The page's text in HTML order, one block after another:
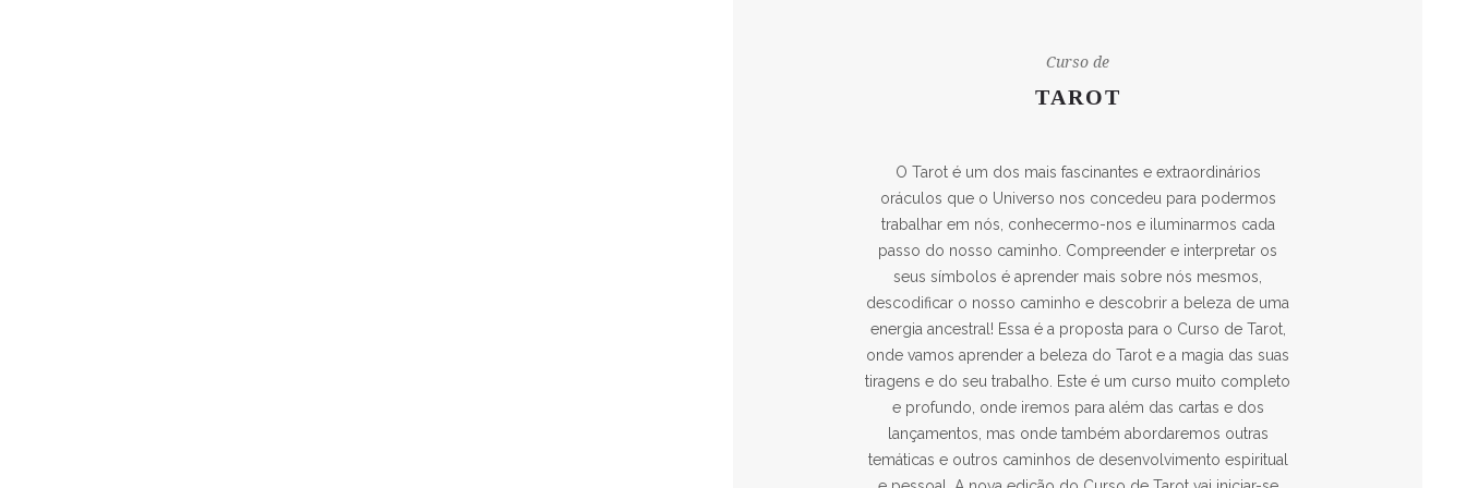
Curso de
TAROT
O Tarot é um dos mais fascinantes e extraordinários
oráculos que o Universo nos concedeu para podermos
trabalhar em nós, conhecermo-nos e iluminarmos cada
passo do nosso caminho. Compreender e interpretar os
seus símbolos é aprender mais sobre nós mesmos,
descodificar o nosso caminho e descobrir a beleza de uma
energia ancestral! Essa é a proposta para o Curso de Tarot,
onde vamos aprender a beleza do Tarot e a magia das suas
tiragens e do seu trabalho. Este é um curso muito completo
e profundo, onde iremos para além das cartas e dos
lançamentos, mas onde também abordaremos outras
temáticas e outros caminhos de desenvolvimento espiritual